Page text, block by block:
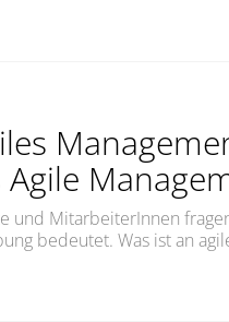
und MitarbeiterInnen
bedeutet. Was ist an
es agiles Management?